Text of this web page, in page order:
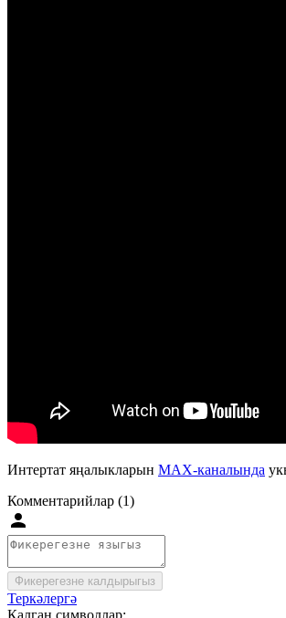
Интертат яңалыкларын MAX-каналында
Комментарийлар (1)
Фикерегезне калдырыгыз
Теркәлергә
Калган символлар: